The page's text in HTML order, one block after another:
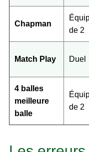
Chapman
de 2
Match Play Duel
4 balles
meilleure
balle
de 2